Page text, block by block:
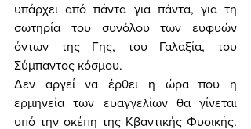
υπάρχει από πάντα για πάντα, για τη
σωτηρία του συνόλου των ευφυών
όντων της Γης, του Γαλαξία, του
Σύμπαντος κόσμου.
Δεν αργεί να έρθει η ώρα που η
ερμηνεία των ευαγγελίων θα γίνεται
υπό την σκέπη της Κβαντικής Φυσικής.